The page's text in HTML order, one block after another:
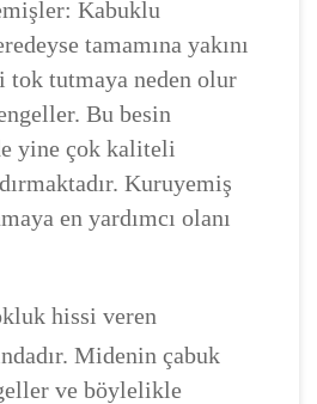
Kabuklu
tamamına yakını
tutmaya neden olur
Bu besin
yine çok kaliteli
Kuruyemiş
en yardımcı olanı
hissi veren
Midenin çabuk
ve böylelikle